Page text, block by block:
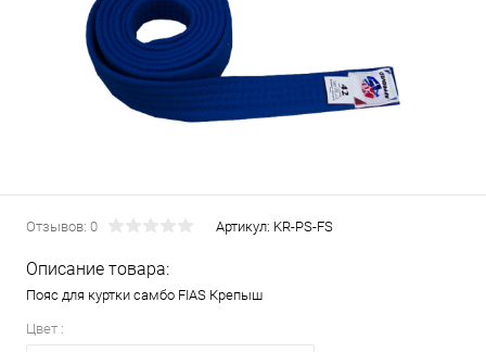
Отзывов: 0 Артикул: KR-PS-FS
Описание товара:
Пояс для куртки самбо FIAS Крепыш
Цвет :